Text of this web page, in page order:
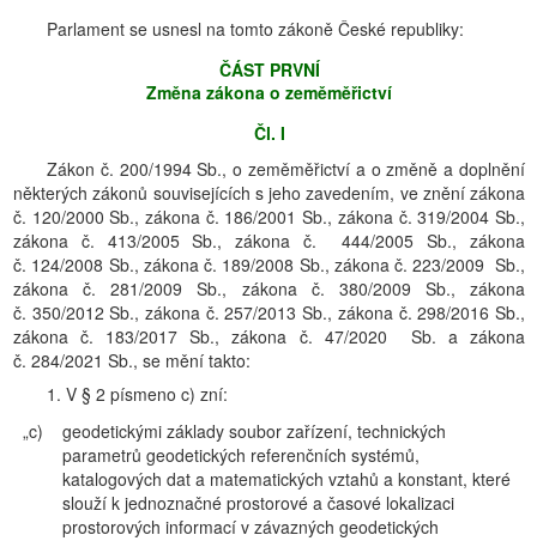
Parlament se usnesl na tomto zákoně České republiky:
ČÁST PRVNÍ
Změna zákona o zeměměřictví
Čl. I
Zákon č. 200/1994 Sb., o zeměměřictví a o změně a doplnění
některých zákonů souvisejících s jeho zavedením, ve znění zákona
č. 120/2000 Sb., zákona č. 186/2001 Sb., zákona č. 319/2004 Sb.,
zákona č. 413/2005 Sb., zákona č. 444/2005 Sb., zákona
č. 124/2008 Sb., zákona č. 189/2008 Sb., zákona č. 223/2009 Sb.,
zákona č. 281/2009 Sb., zákona č. 380/2009 Sb., zákona
č. 350/2012 Sb., zákona č. 257/2013 Sb., zákona č. 298/2016 Sb.,
zákona č. 183/2017 Sb., zákona č. 47/2020 Sb. a zákona
č. 284/2021 Sb., se mění takto:
1. V § 2 písmeno c) zní:
„c)
geodetickými základy soubor zařízení, technických
parametrů geodetických referenčních systémů,
katalogových dat a matematických vztahů a konstant, které
slouží k jednoznačné prostorové a časové lokalizaci
prostorových informací v závazných geodetických